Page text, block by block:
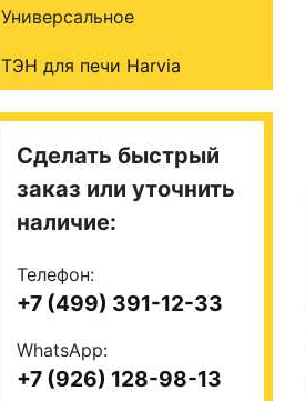
Универсальное
ТЭН для печи Harvia
Сделать быстрый
заказ или уточнить
наличие:
Телефон:
+7 (499) 391-12-33
WhatsApp:
+7 (926) 128-98-13